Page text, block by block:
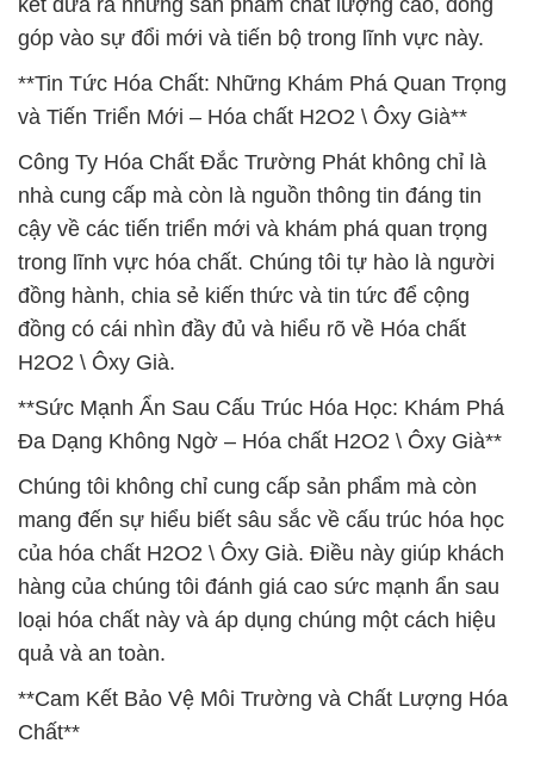
kết đưa ra những sản phẩm chất lượng cao, đóng
góp vào sự đổi mới và tiến bộ trong lĩnh vực này.
**Tin Tức Hóa Chất: Những Khám Phá Quan Trọng
và Tiến Triển Mới – Hóa chất H2O2 \ Ôxy Già**
Công Ty Hóa Chất Đắc Trường Phát không chỉ là
nhà cung cấp mà còn là nguồn thông tin đáng tin
cậy về các tiến triển mới và khám phá quan trọng
trong lĩnh vực hóa chất. Chúng tôi tự hào là người
đồng hành, chia sẻ kiến thức và tin tức để cộng
đồng có cái nhìn đầy đủ và hiểu rõ về Hóa chất
H2O2 \ Ôxy Già.
**Sức Mạnh Ẩn Sau Cấu Trúc Hóa Học: Khám Phá
Đa Dạng Không Ngờ – Hóa chất H2O2 \ Ôxy Già**
Chúng tôi không chỉ cung cấp sản phẩm mà còn
mang đến sự hiểu biết sâu sắc về cấu trúc hóa học
của hóa chất H2O2 \ Ôxy Già. Điều này giúp khách
hàng của chúng tôi đánh giá cao sức mạnh ẩn sau
loại hóa chất này và áp dụng chúng một cách hiệu
quả và an toàn.
**Cam Kết Bảo Vệ Môi Trường và Chất Lượng Hóa
Chất**